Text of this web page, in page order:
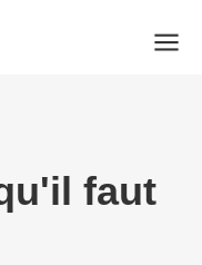
faut